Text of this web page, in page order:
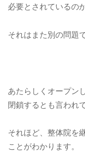
必要とされているの
それはまた別の問題
あたらしくオープン
閉鎖するとも言われ
それほど、整体院を
ことがわかります。